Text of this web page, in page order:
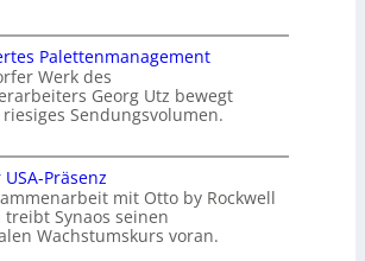
Palettenmanagement
Werk des
Georg Utz bewegt
Sendungsvolumen.
Präsenz
mit Otto by Rockwell
Synaos seinen
Wachstumskurs voran.